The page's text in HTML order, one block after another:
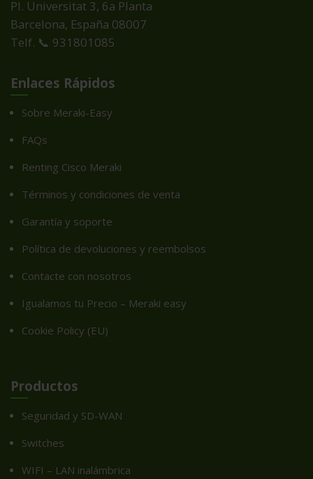
Pl. Universitat 3, 6a Planta
Barcelona, España 08007
Telf. 📞 931801085
Enlaces Rápidos
Sobre Meraki-Easy
FAQs
Renting Cisco Meraki
Términos y condiciones de venta
Garantía y soporte
Política de devoluciones y reembolsos
Contacte con nosotros
Igualamos tu Precio – Meraki easy
Cookie Policy (EU)
Productos
Seguridad y SD-WAN
Switches
WIFI – LAN inalámbrica